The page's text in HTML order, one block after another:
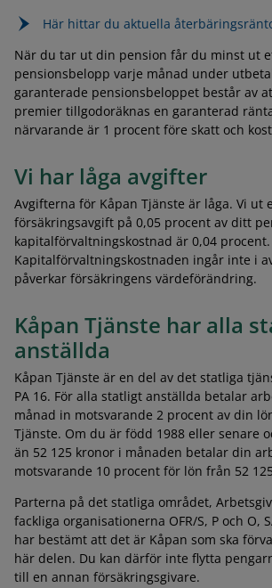
Här hittar du aktuella
När du tar ut din pension får du minst ut
pensionsbelopp varje månad under
garanterade pensionsbeloppet består av
premier tillgodoräknas en garanterad
närvarande är 1 procent före skatt och
Vi har låga avgifter
Avgifterna för Kåpan Tjänste är låga. Vi ut
försäkringsavgift på 0,05 procent av ditt
kapitalförvaltningskostnad är 0,04 procent.
Kapitalförvaltningskostnaden ingår inte i
påverkar försäkringens värdeförändring.
Kåpan Tjänste har alla
anställda
Kåpan Tjänste är en del av det statliga
PA 16. För alla statligt anställda betalar
månad in motsvarande 2 procent av din
Tjänste. Om du är född 1988 eller senare
än 52 125 kronor i månaden betalar din
motsvarande 10 procent för lön från 52
Parterna på det statliga området,
fackliga organisationerna OFR/S, P och O,
har bestämt att det är Kåpan som ska
här delen. Du kan därför inte flytta
till en annan försäkringsgivare.